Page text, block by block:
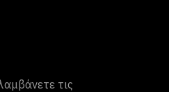
τις